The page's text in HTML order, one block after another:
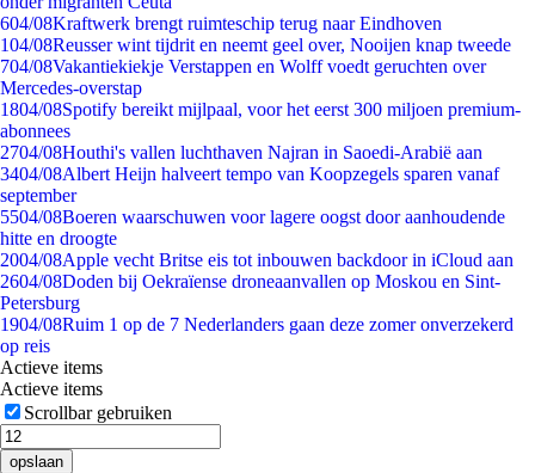
604/08Kraftwerk brengt ruimteschip terug naar Eindhoven
104/08Reusser wint tijdrit en neemt geel over, Nooijen knap tweede
704/08Vakantiekiekje Verstappen en Wolff voedt geruchten over
Mercedes-overstap
1804/08Spotify bereikt mijlpaal, voor het eerst 300 miljoen premium-
abonnees
2704/08Houthi's vallen luchthaven Najran in Saoedi-Arabië aan
3404/08Albert Heijn halveert tempo van Koopzegels sparen vanaf
september
5504/08Boeren waarschuwen voor lagere oogst door aanhoudende
hitte en droogte
2004/08Apple vecht Britse eis tot inbouwen backdoor in iCloud aan
2604/08Doden bij Oekraïense droneaanvallen op Moskou en Sint-
Petersburg
1904/08Ruim 1 op de 7 Nederlanders gaan deze zomer onverzekerd
op reis
Actieve items
Actieve items
Scrollbar gebruiken
opslaan